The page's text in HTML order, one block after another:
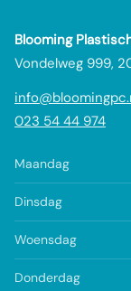
Blooming
Vondelweg 999,
023 54 44 974
Maandag
Dinsdag
Woensdag
Donderdag